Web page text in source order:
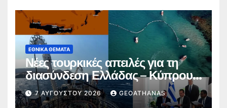
ΕΘΝΙΚΆ ΘΈΜΑΤΑ
Νέες τουρκικές απειλές για τη
διασύνδεση Ελλάδας – Κύπρου –
Ισραήλ
7 ΑΥΓΟΎΣΤΟΥ 2026 GEOATHANAS